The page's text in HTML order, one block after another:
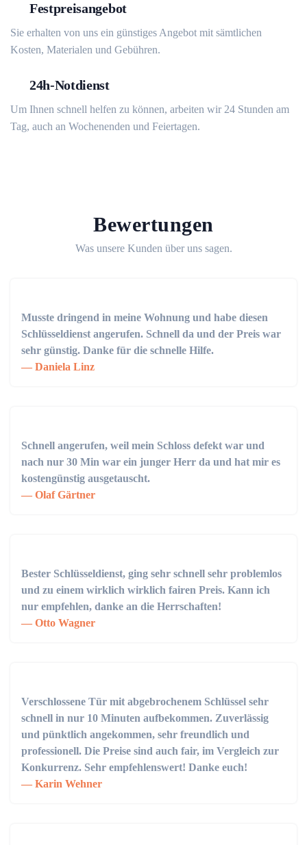
Festpreisangebot
Sie erhalten von uns ein günstiges Angebot mit sämtlichen
Kosten, Materialen und Gebühren.
24h-Notdienst
Um Ihnen schnell helfen zu können, arbeiten wir 24 Stunden am
Tag, auch an Wochenenden und Feiertagen.
Bewertungen
Was unsere Kunden über uns sagen.
Musste dringend in meine Wohnung und habe diesen
Schlüsseldienst angerufen. Schnell da und der Preis war
sehr günstig. Danke für die schnelle Hilfe.
Daniela Linz
Schnell angerufen, weil mein Schloss defekt war und
nach nur 30 Min war ein junger Herr da und hat mir es
kostengünstig ausgetauscht.
Olaf Gärtner
Bester Schlüsseldienst, ging sehr schnell sehr problemlos
und zu einem wirklich wirklich fairen Preis. Kann ich
nur empfehlen, danke an die Herrschaften!
Otto Wagner
Verschlossene Tür mit abgebrochenem Schlüssel sehr
schnell in nur 10 Minuten aufbekommen. Zuverlässig
und pünktlich angekommen, sehr freundlich und
professionell. Die Preise sind auch fair, im Vergleich zur
Konkurrenz. Sehr empfehlenswert! Danke euch!
Karin Wehner